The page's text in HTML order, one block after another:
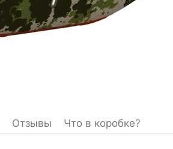
Отзывы Что в коробке?